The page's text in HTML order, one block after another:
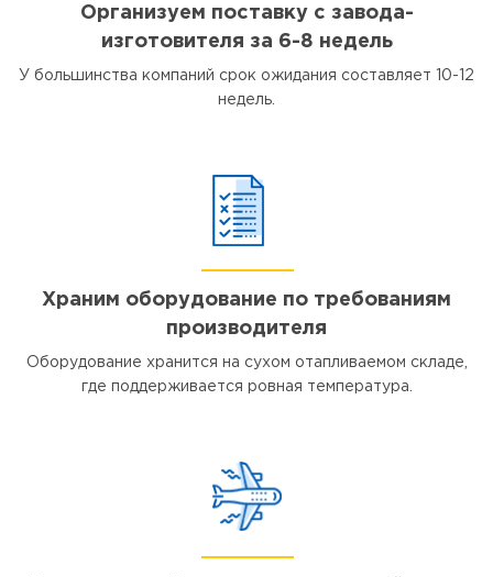
Организуем поставку с завода-
изготовителя за 6-8 недель
У большинства компаний срок ожидания составляет 10-12
недель.
Храним оборудование по требованиям
производителя
Оборудование хранится на сухом отапливаемом складе,
где поддерживается ровная температура.